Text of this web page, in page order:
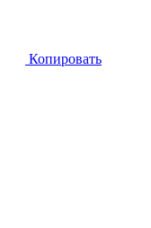
Копировать